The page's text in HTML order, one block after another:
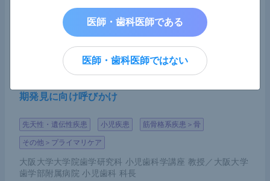
腫瘍増大の割合も多いので、もし腫瘍が増大しても
次治療に期待できるような症例を選んで投与するこ
とになるだろうと考えている。
以上の副作用発現割合に全群で大きな差はなかっ
（Grade3以上）が6％、皮膚障害が4％発現している
ことには注意が必要である。
MedicalNoteExpert編集部
医師・歯科医師限定
乳歯早期脱落の陰に低ホスファターゼ症の可能性―
期発見に向け呼びかけ
先天性・遺伝性疾患 小児疾患 筋骨格系疾患＞骨
その他＞プライマリケア
大阪大学大学院歯学研究科 小児歯科学講座 教授／大阪大学
歯学部附属病院 小児歯科 科長
医師・歯科医師ではない
医師・歯科医師である